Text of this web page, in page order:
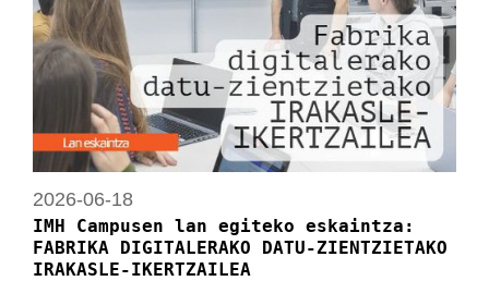
2026-06-18
IMH Campusen lan egiteko eskaintza:
FABRIKA DIGITALERAKO DATU-ZIENTZIETAKO
IRAKASLE-IKERTZAILEA